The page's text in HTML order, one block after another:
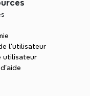
l’utilisateur
utilisateur